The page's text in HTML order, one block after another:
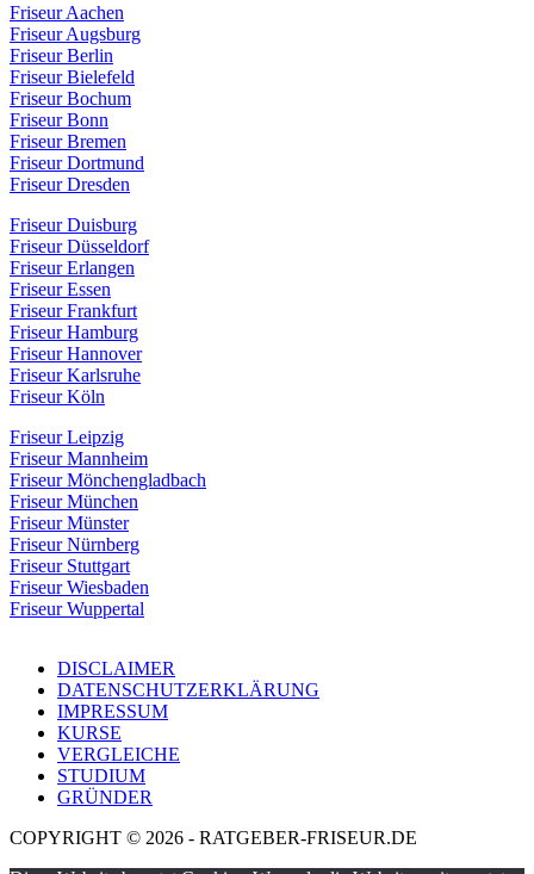
Friseur Aachen
Friseur Augsburg
Friseur Berlin
Friseur Bielefeld
Friseur Bochum
Friseur Bonn
Friseur Bremen
Friseur Dortmund
Friseur Dresden
Friseur Duisburg
Friseur Düsseldorf
Friseur Erlangen
Friseur Essen
Friseur Frankfurt
Friseur Hamburg
Friseur Hannover
Friseur Karlsruhe
Friseur Köln
Friseur Leipzig
Friseur Mannheim
Friseur Mönchengladbach
Friseur München
Friseur Münster
Friseur Nürnberg
Friseur Stuttgart
Friseur Wiesbaden
Friseur Wuppertal
DISCLAIMER
DATENSCHUTZERKLÄRUNG
IMPRESSUM
KURSE
VERGLEICHE
STUDIUM
GRÜNDER
COPYRIGHT © 2026 - RATGEBER-FRISEUR.DE